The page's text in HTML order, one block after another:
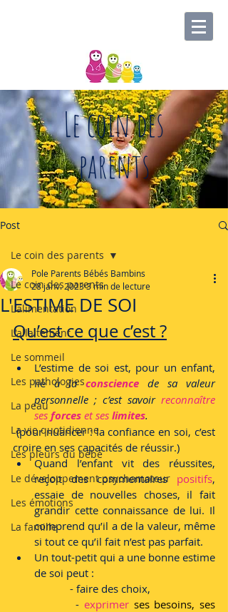
Post
Le coin des parents
L'alimentation
L'allaitement
Le sommeil
Les pathologies
La peau
La vie quotidienne
Les pleurs du bébé
Le développement psychomoteur
Les émotions
La famille
Le coin des parents
L'ESTIME DE SOI
Pole Parents Bébés Bambins
28 janv. 20233 min de lecture
Qu’est ce que c’est ?
L’estime de soi est, pour un enfant,
lié à la conscience de sa valeur
personnelle ; c’est savoir reconnaître
ses forces et ses limites.
(pour nuancer : la confiance en soi, c’est
croire en ses capacités de réussir.)
Quand l’enfant vit des réussites,
reçoit des commentaires positifs,
essaie de nouvelles choses, il fait
grandir cette connaissance de lui. Il
comprend qu’il a de la valeur, même
si tout ce qu’il fait n’est pas parfait.
Un tout-petit qui a une bonne estime
de soi peut :
		- faire des choix,
- exprimer ses besoins, ses
Le coin des
parents